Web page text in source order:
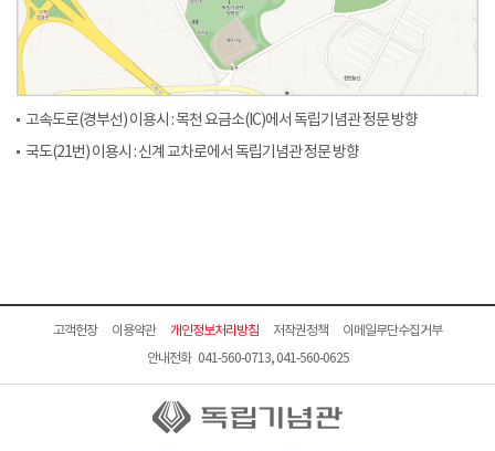
고속도로(경부선) 이용시 : 목천 요금소(IC)에서 독립기념관 정문 방향
국도(21번) 이용시 : 신계 교차로에서 독립기념관 정문 방향
고객헌장 이용약관 개인정보처리방침 저작권정책
이메일무단수집거부
안내전화 041-560-0713, 041-560-0625